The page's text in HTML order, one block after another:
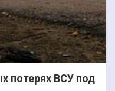
потерях ВСУ под